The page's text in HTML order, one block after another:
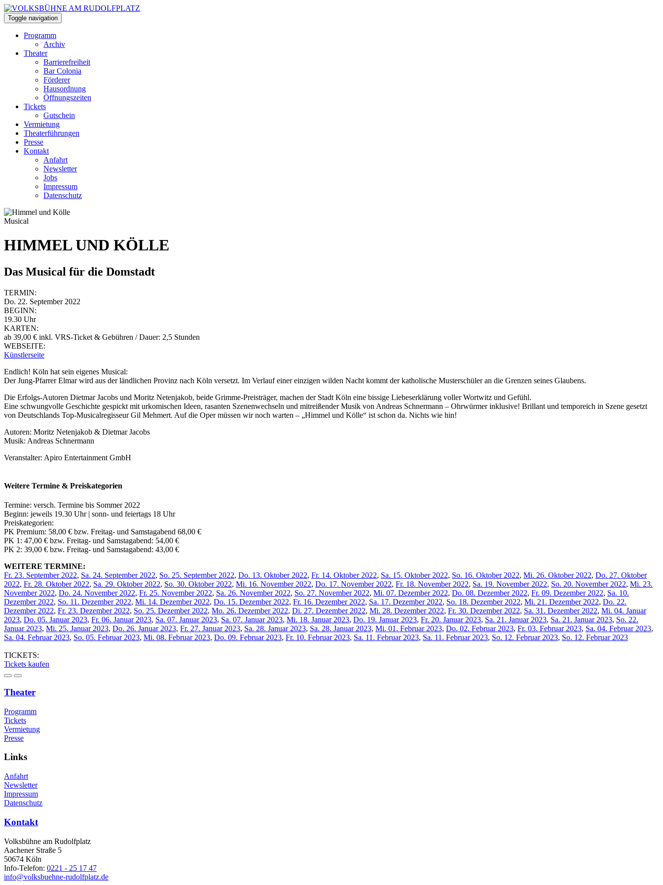
Toggle navigation
Programm
Archiv
Theater
Barrierefreiheit
Bar Colonia
Förderer
Hausordnung
Öffnungszeiten
Tickets
Gutschein
Vermietung
Theaterführungen
Presse
Kontakt
Anfahrt
Newsletter
Jobs
Impressum
Datenschutz
Musical
HIMMEL UND KÖLLE
Das Musical für die Domstadt
TERMIN:
Do. 22. September 2022
BEGINN:
19.30 Uhr
KARTEN:
ab 39,00 € inkl. VRS-Ticket & Gebühren / Dauer: 2,5 Stunden
WEBSEITE:
Künstlerseite
Endlich! Köln hat sein eigenes Musical:
Der Jung-Pfarrer Elmar wird aus der ländlichen Provinz nach Köln versetzt. Im Verlauf einer einzigen wilden Nacht kommt der katholische Musterschüler an die Grenzen seines Glaubens.
Die Erfolgs-Autoren Dietmar Jacobs und Moritz Netenjakob, beide Grimme-Preisträger, machen der Stadt Köln eine bissige Liebeserklärung voller Wortwitz und Gefühl.
Eine schwungvolle Geschichte gespickt mit urkomischen Ideen, rasanten Szenenwechseln und mitreißender Musik von Andreas Schnermann – Ohrwürmer inklusive! Brillant und temporeich in Szene gesetzt
von Deutschlands Top-Musicalregisseur Gil Mehmert. Auf die Oper müssen wir noch warten – „Himmel und Kölle“ ist schon da. Nichts wie hin!
Autoren: Moritz Netenjakob & Dietmar Jacobs
Musik: Andreas Schnermann
Veranstalter: Apiro Entertainment GmbH
Weitere Termine & Preiskategorien
Termine: versch. Termine bis Sommer 2022
Beginn: jeweils 19.30 Uhr | sonn- und feiertags 18 Uhr
Preiskategorien:
PK Premium: 58,00 € bzw. Freitag- und Samstagabend 68,00 €
PK 1: 47,00 € bzw. Freitag- und Samstagabend: 54,00 €
PK 2: 39,00 € bzw. Freitag- und Samstagabend: 43,00 €
WEITERE TERMINE:
Fr. 23. September 2022, Sa. 24. September 2022, So. 25. September 2022, Do. 13. Oktober 2022, Fr. 14. Oktober 2022, Sa. 15. Oktober 2022, So. 16. Oktober 2022, Mi. 26. Oktober 2022, Do. 27. Oktober
2022, Fr. 28. Oktober 2022, Sa. 29. Oktober 2022, So. 30. Oktober 2022, Mi. 16. November 2022, Do. 17. November 2022, Fr. 18. November 2022, Sa. 19. November 2022, So. 20. November 2022, Mi. 23.
November 2022, Do. 24. November 2022, Fr. 25. November 2022, Sa. 26. November 2022, So. 27. November 2022, Mi. 07. Dezember 2022, Do. 08. Dezember 2022, Fr. 09. Dezember 2022, Sa. 10.
Dezember 2022, So. 11. Dezember 2022, Mi. 14. Dezember 2022, Do. 15. Dezember 2022, Fr. 16. Dezember 2022, Sa. 17. Dezember 2022, So. 18. Dezember 2022, Mi. 21. Dezember 2022, Do. 22.
Dezember 2022, Fr. 23. Dezember 2022, So. 25. Dezember 2022, Mo. 26. Dezember 2022, Di. 27. Dezember 2022, Mi. 28. Dezember 2022, Fr. 30. Dezember 2022, Sa. 31. Dezember 2022, Mi. 04. Januar
2023, Do. 05. Januar 2023, Fr. 06. Januar 2023, Sa. 07. Januar 2023, Sa. 07. Januar 2023, Mi. 18. Januar 2023, Do. 19. Januar 2023, Fr. 20. Januar 2023, Sa. 21. Januar 2023, Sa. 21. Januar 2023, So. 22.
Januar 2023, Mi. 25. Januar 2023, Do. 26. Januar 2023, Fr. 27. Januar 2023, Sa. 28. Januar 2023, Sa. 28. Januar 2023, Mi. 01. Februar 2023, Do. 02. Februar 2023, Fr. 03. Februar 2023, Sa. 04. Februar 2023,
Sa. 04. Februar 2023, So. 05. Februar 2023, Mi. 08. Februar 2023, Do. 09. Februar 2023, Fr. 10. Februar 2023, Sa. 11. Februar 2023, Sa. 11. Februar 2023, So. 12. Februar 2023, So. 12. Februar 2023
TICKETS:
Tickets kaufen
Theater
Programm
Tickets
Vermietung
Presse
Links
Anfahrt
Newsletter
Impressum
Datenschutz
Kontakt
Volksbühne am Rudolfplatz
Aachener Straße 5
50674 Köln
Info-Telefon: 0221 - 25 17 47
info@volksbuehne-rudolfplatz.de